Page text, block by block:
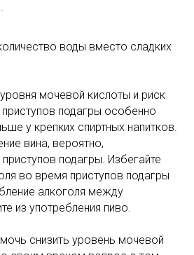
воды вместо сладких
мочевой кислоты и риск
подагры особенно
у крепких спиртных напитков.
вина, вероятно,
подагры. Избегайте
во время приступов подагры
алкоголя между
из употребления пиво.
снизить уровень мочевой